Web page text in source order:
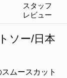
スタッフ
レビュー
ソー/日本
ムースカット